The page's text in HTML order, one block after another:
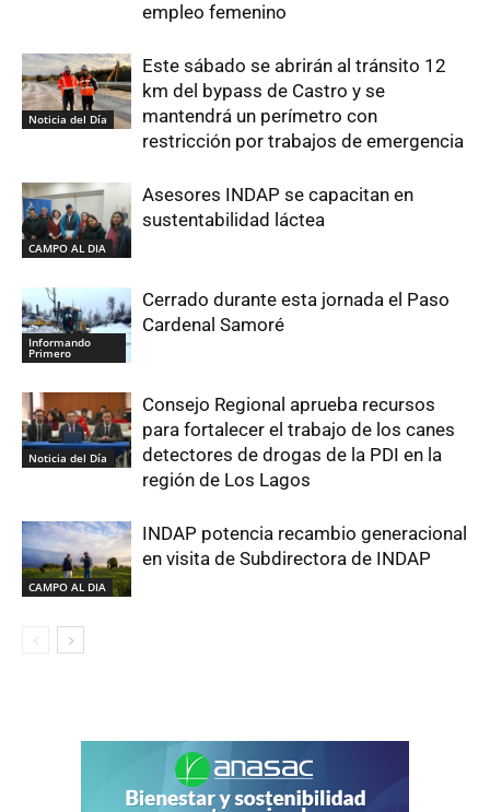
empleo femenino
Noticia del Día
Este sábado se abrirán al tránsito 12
km del bypass de Castro y se
mantendrá un perímetro con
restricción por trabajos de emergencia
CAMPO AL DIA
Asesores INDAP se capacitan en
sustentabilidad láctea
Informando
Primero
Cerrado durante esta jornada el Paso
Cardenal Samoré
Noticia del Día
Consejo Regional aprueba recursos
para fortalecer el trabajo de los canes
detectores de drogas de la PDI en la
región de Los Lagos
CAMPO AL DIA
INDAP potencia recambio generacional
en visita de Subdirectora de INDAP